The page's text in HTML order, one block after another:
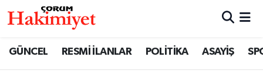
GÜNCEL RESMİ İLANLAR POLİTİKA ASAYİŞ
Nöbetçi Eczaneler